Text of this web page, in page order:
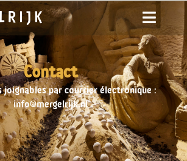
Contact
joignables par courrier électronique :
info@mergelrijk.nl